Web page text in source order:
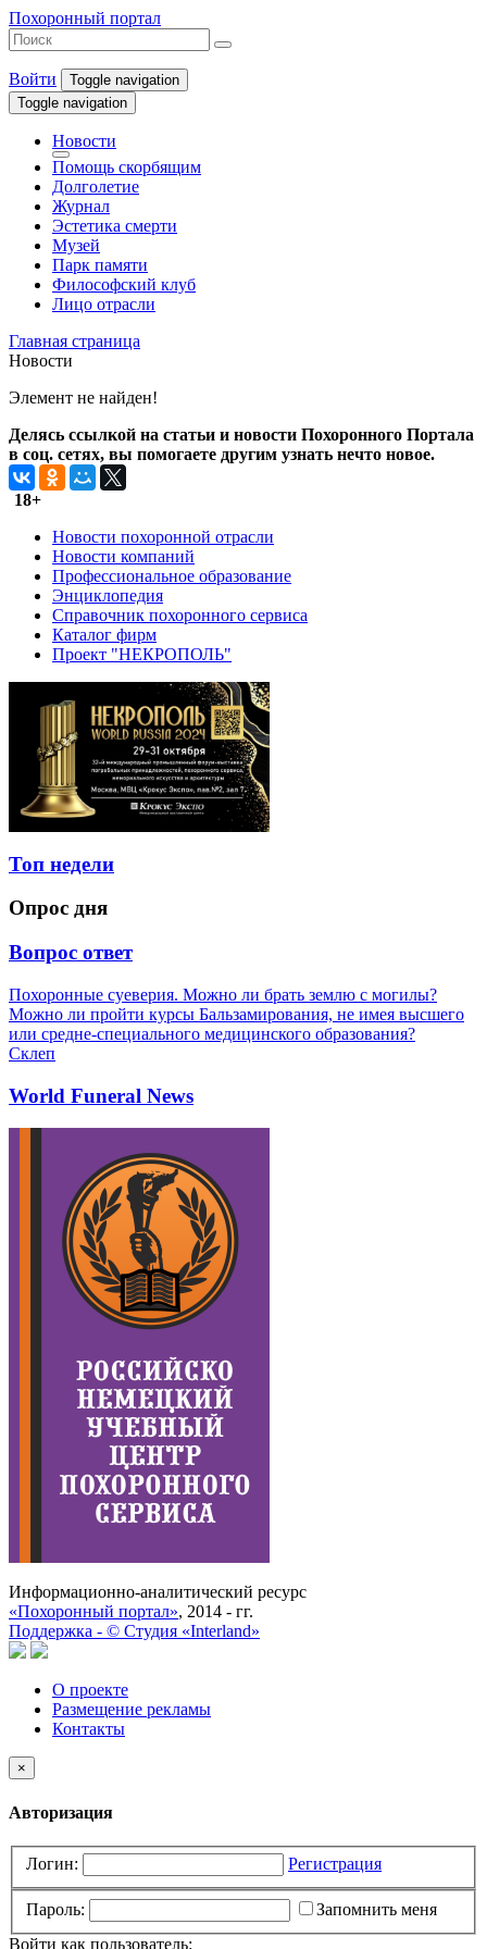
Похоронный портал
Войти
Toggle navigation
Toggle navigation
Новости
Помощь скорбящим
Долголетие
Журнал
Эстетика смерти
Музей
Парк памяти
Философский клуб
Лицо отрасли
Главная страница
Новости
Элемент не найден!
Делясь ссылкой на статьи и новости Похоронного Портала
в соц. сетях, вы помогаете другим узнать нечто новое.
18+
Новости похоронной отрасли
Новости компаний
Профессиональное образование
Энциклопедия
Справочник похоронного сервиса
Каталог фирм
Проект "НЕКРОПОЛЬ"
Топ недели
Опрос дня
Вопрос ответ
Похоронные суеверия. Можно ли брать землю с могилы?
Можно ли пройти курсы Бальзамирования, не имея высшего
или средне-специального медицинского образования?
Склеп
World Funeral News
Информационно-аналитический ресурс
«Похоронный портал», 2014 - гг.
Поддержка - © Cтудия «Interland»
О проекте
Размещение рекламы
Контакты
×
Авторизация
Логин: Регистрация
Пароль:
Запомнить меня
Войти как пользователь: